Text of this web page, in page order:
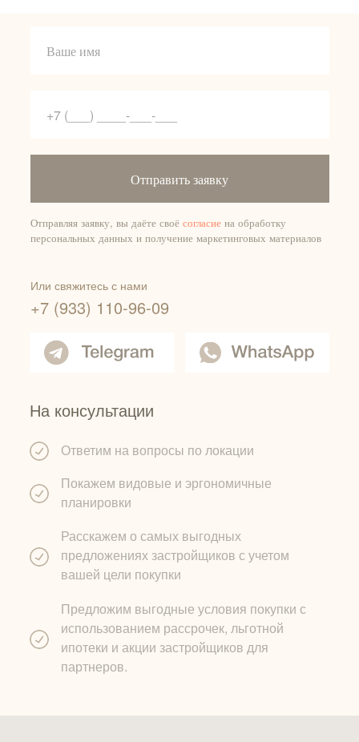
Отправить заявку
Отправляя заявку, вы даёте своё согласиена обработку
персональных данных и получение маркетинговых материалов
Предложим выгодные условия покупки с
использованием рассрочек, льготной
ипотеки и акции застройщиков для
партнеров.
Расскажем о самых выгодных
предложениях застройщиков с учетом
вашей цели покупки
Покажем видовые и эргономичные
планировки
Ответим на вопросы по локации
На консультации
+7 (933) 110-96-09
Или свяжитесь с нами